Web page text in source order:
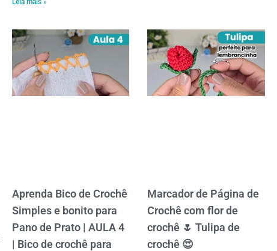
Leia mais »
Aprenda Bico de Crochê
Simples e bonito para
Pano de Prato | AULA 4
| Bico de crochê para
Marcador de Página de
Crochê com flor de
crochê 🌷 Tulipa de
crochê 😍